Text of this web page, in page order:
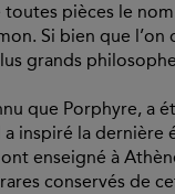
pièces le
Si bien que
grands
que Porphyre, a
inspiré la
enseigné à
conservés de